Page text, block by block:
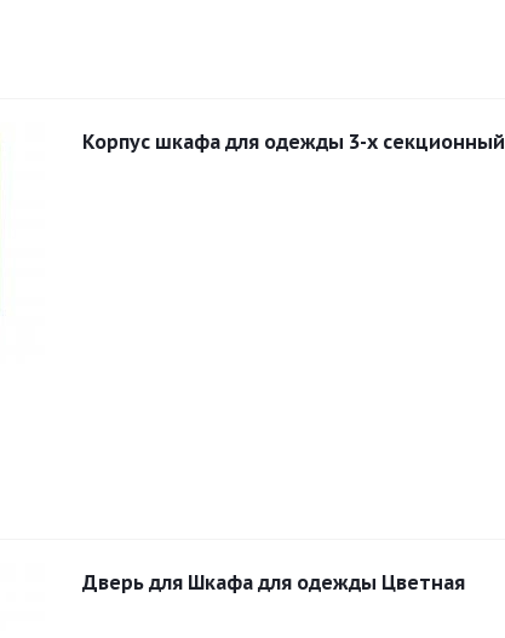
Корпус шкафа для одежды 3-х секционный
Дверь для Шкафа для одежды Цветная